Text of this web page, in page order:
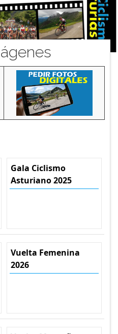
Gala Ciclismo
Asturiano 2025
Vuelta Femenina
2026